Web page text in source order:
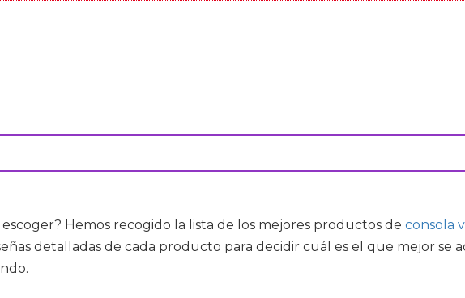
Hemos recogido la lista de los mejores productos de consola
detalladas de cada producto para decidir cuál es el que mejor se